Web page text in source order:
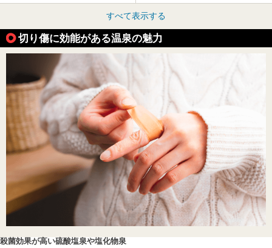
すべて表示する
切り傷に効能がある温泉の魅力
殺菌効果が高い硫酸塩泉や塩化物泉